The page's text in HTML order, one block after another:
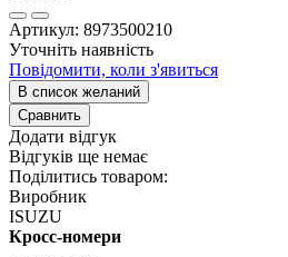
Артикул: 8973500210
Уточніть наявність
Повідомити, коли з'явиться
В список желаний
Сравнить
Додати відгук
Відгуків ще немає
Поділитись товаром:
Виробник
ISUZU
Кросс-номери